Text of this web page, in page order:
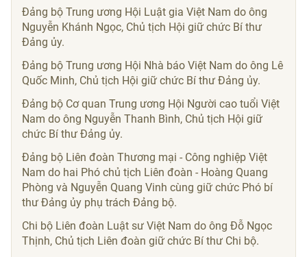
Đảng bộ Trung ương Hội Luật gia Việt Nam do ông
Nguyễn Khánh Ngọc, Chủ tịch Hội giữ chức Bí thư
Đảng ủy.
Đảng bộ Trung ương Hội Nhà báo Việt Nam do ông Lê
Quốc Minh, Chủ tịch Hội giữ chức Bí thư Đảng ủy.
Đảng bộ Cơ quan Trung ương Hội Người cao tuổi Việt
Nam do ông Nguyễn Thanh Bình, Chủ tịch Hội giữ
chức Bí thư Đảng ủy.
Đảng bộ Liên đoàn Thương mại - Công nghiệp Việt
Nam do hai Phó chủ tịch Liên đoàn - Hoàng Quang
Phòng và Nguyễn Quang Vinh cùng giữ chức Phó bí
thư Đảng ủy phụ trách Đảng bộ.
Chi bộ Liên đoàn Luật sư Việt Nam do ông Đỗ Ngọc
Thịnh, Chủ tịch Liên đoàn giữ chức Bí thư Chi bộ.